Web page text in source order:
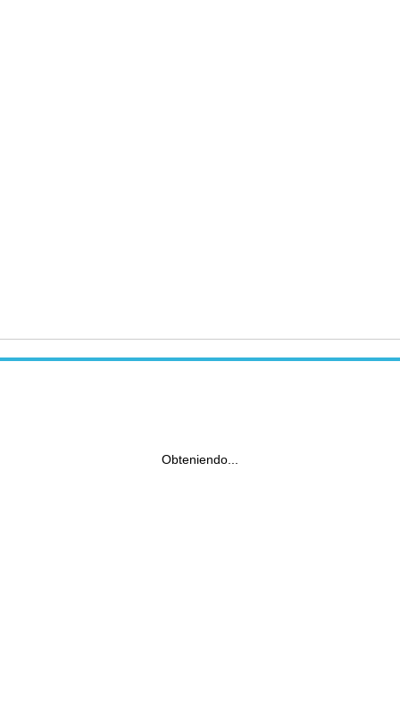
Obteniendo...